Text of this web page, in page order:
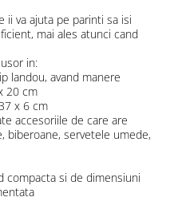
ii va ajuta pe parinti sa isi
mai ales atunci cand
in:
landou, avand manere
20 cm
x 6 cm
accesoriile de care are
biberoane, servetele umede,
compacta si de dimensiuni